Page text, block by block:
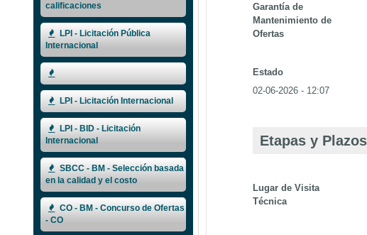
calificaciones
LPI - Licitación Pública
Internacional
LPI - Licitación Internacional
LPI - BID - Licitación
Internacional
SBCC - BM - Selección basada
en la calidad y el costo
CO - BM - Concurso de Ofertas
- CO
Garantía de
Mantenimiento de
Ofertas
Estado
02-06-2026 - 12:07
Etapas y Plazos
Lugar de Visita
Técnica